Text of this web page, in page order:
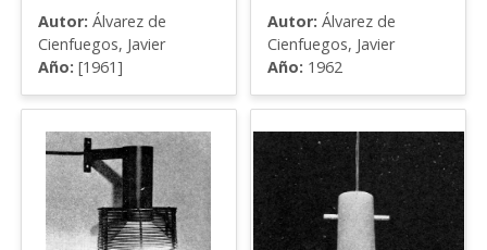
Autor: Álvarez de
Cienfuegos, Javier
Año: [1961]
Autor: Álvarez de
Cienfuegos, Javier
Año: 1962